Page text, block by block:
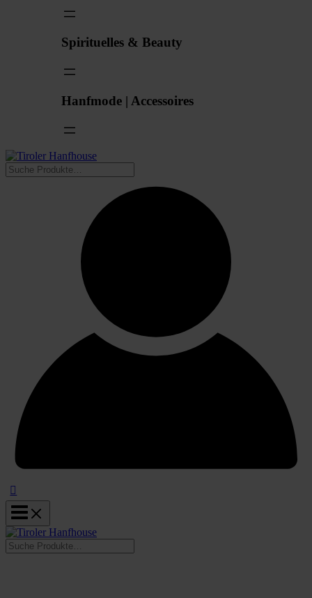
Spirituelles & Beauty
Hanfmode | Accessoires
Suchen
Suchen